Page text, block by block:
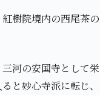
樹院境内の西尾茶
河の安国寺として
と妙心寺派に転じ